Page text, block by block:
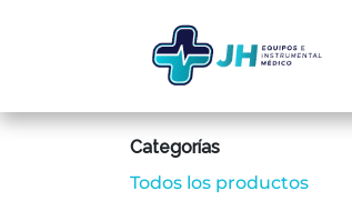
Categorías
Todos los productos